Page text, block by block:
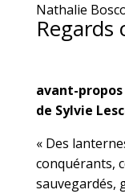
Nathalie
Regards
avant-
de Sylvie
« Des
conquérants,
sauvegardés,